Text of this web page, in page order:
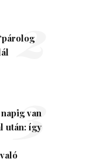
2
van
után: így
3